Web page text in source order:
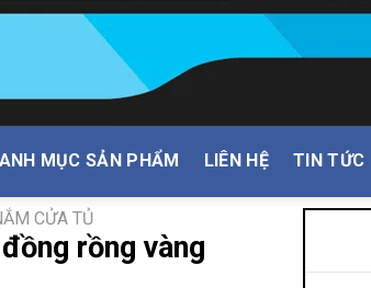
MỤC SẢN PHẨM LIÊN HỆ TIN TỨC
CỬA TỦ
rồng vàng